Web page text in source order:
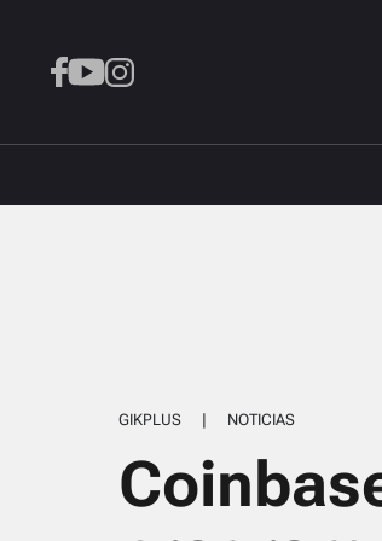
GIKPLUS | NOTICIAS